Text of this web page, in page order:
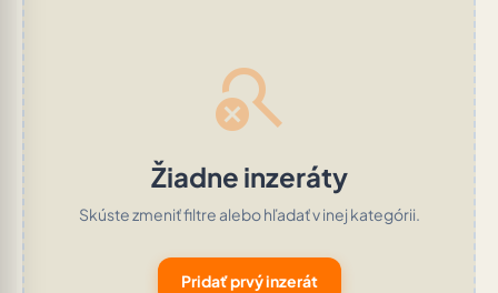
search_off
Žiadne inzeráty
Skúste zmeniť filtre alebo hľadať v inej kategórii.
Pridať prvý inzerát